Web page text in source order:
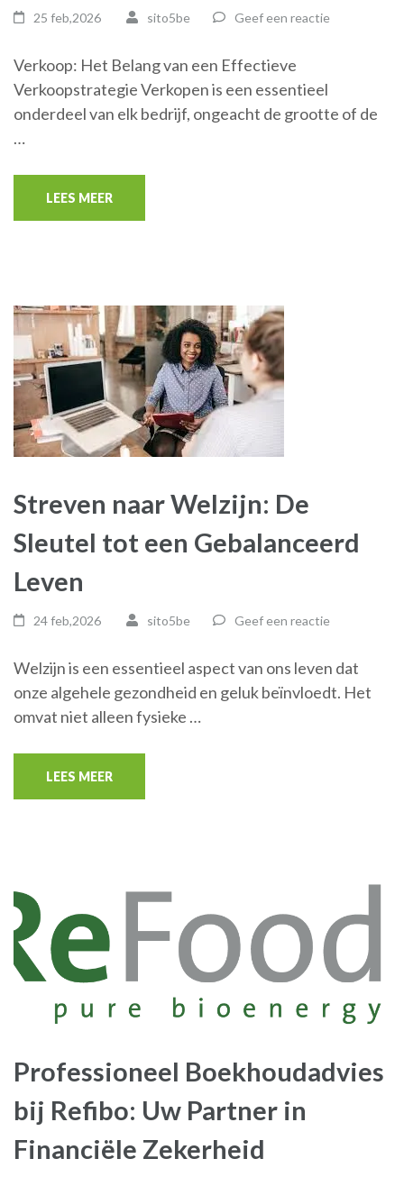
25 feb,2026 sito5be Geef een reactie
Verkoop: Het Belang van een Effectieve
Verkoopstrategie Verkopen is een essentieel
onderdeel van elk bedrijf, ongeacht de grootte of de
…
LEES MEER
Streven naar Welzijn: De
Sleutel tot een Gebalanceerd
Leven
24 feb,2026 sito5be Geef een reactie
Welzijn is een essentieel aspect van ons leven dat
onze algehele gezondheid en geluk beïnvloedt. Het
omvat niet alleen fysieke …
LEES MEER
Professioneel Boekhoudadvies
bij Refibo: Uw Partner in
Financiële Zekerheid